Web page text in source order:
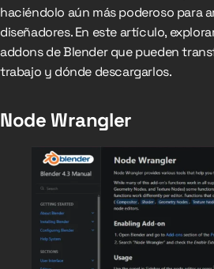
haciéndolo aún más poderoso para
diseñadores. En este artículo,
addons de Blender que pueden
trabajo y dónde descargarlos.
Node Wrangler